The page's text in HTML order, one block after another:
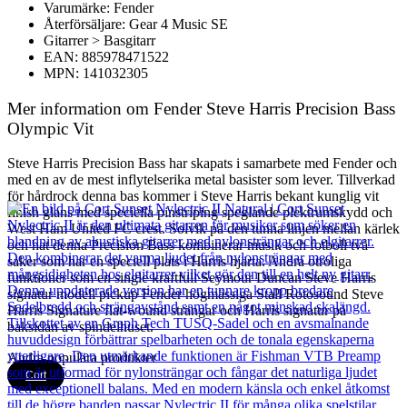
Varumärke: Fender
Återförsäljare: Gear 4 Music SE
Gitarrer > Basgitarr
EAN: 885978471522
MPN: 141032305
Mer information om Fender Steve Harris Precision Bass
Olympic Vit
Steve Harris Precision Bass har skapats i samarbete med Fender och
med en av de mest inflytelserika metal basister som lever. Tillverkad
för hårdrock denna bas kommer i Steve Harris bekant kunglig vit
finish glans med speciella pinstriping speglande plektrumskydd och
West Ham United FC crest. Solvik på den tunna linjen mellan kärlek
och hat denna Precision Bass kombinerar musik och fotboll två
saker som har en speciell plats i Harris hjärta. Andra otroliga
funktioner som en single kraftfull Seymour Duncan Steve Harris
signatur modell pickup Fender högmässiga Stall Rotosound Steve
Harris Signature flat-wound strängar och Harris signatur på
baksidan av spindelhuset.
Andra populära produkter
Cort